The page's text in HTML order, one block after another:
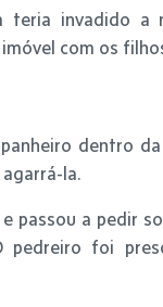
invadido a
com os
dentro
la.
passou a pedir
pedreiro foi